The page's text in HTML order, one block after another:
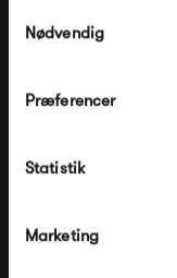
Nødvendig
Præferencer
Statistik
Marketing
490,00 kr
*Ved at tilmelde dig